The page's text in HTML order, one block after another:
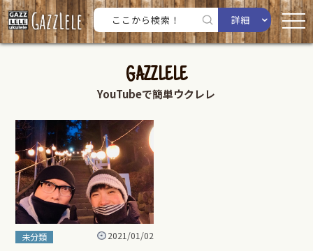
詳細
GAZZLELE
YouTubeで簡単ウクレレ
未分類 2021/01/02